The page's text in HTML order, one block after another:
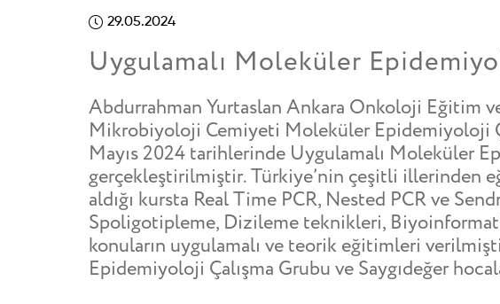
29.05.2024
Uygulamalı Moleküler
Abdurrahman Yurtaslan Ankara Onkoloji Eğitim
Mikrobiyoloji Cemiyeti Moleküler Epidemiyoloji
Mayıs 2024 tarihlerinde Uygulamalı Moleküler
gerçekleştirilmiştir. Türkiye’nin çeşitli illerinden
aldığı kursta Real Time PCR, Nested PCR ve
Spoligotipleme, Dizileme teknikleri,
konuların uygulamalı ve teorik eğitimleri
Epidemiyoloji Çalışma Grubu ve Saygıdeğer